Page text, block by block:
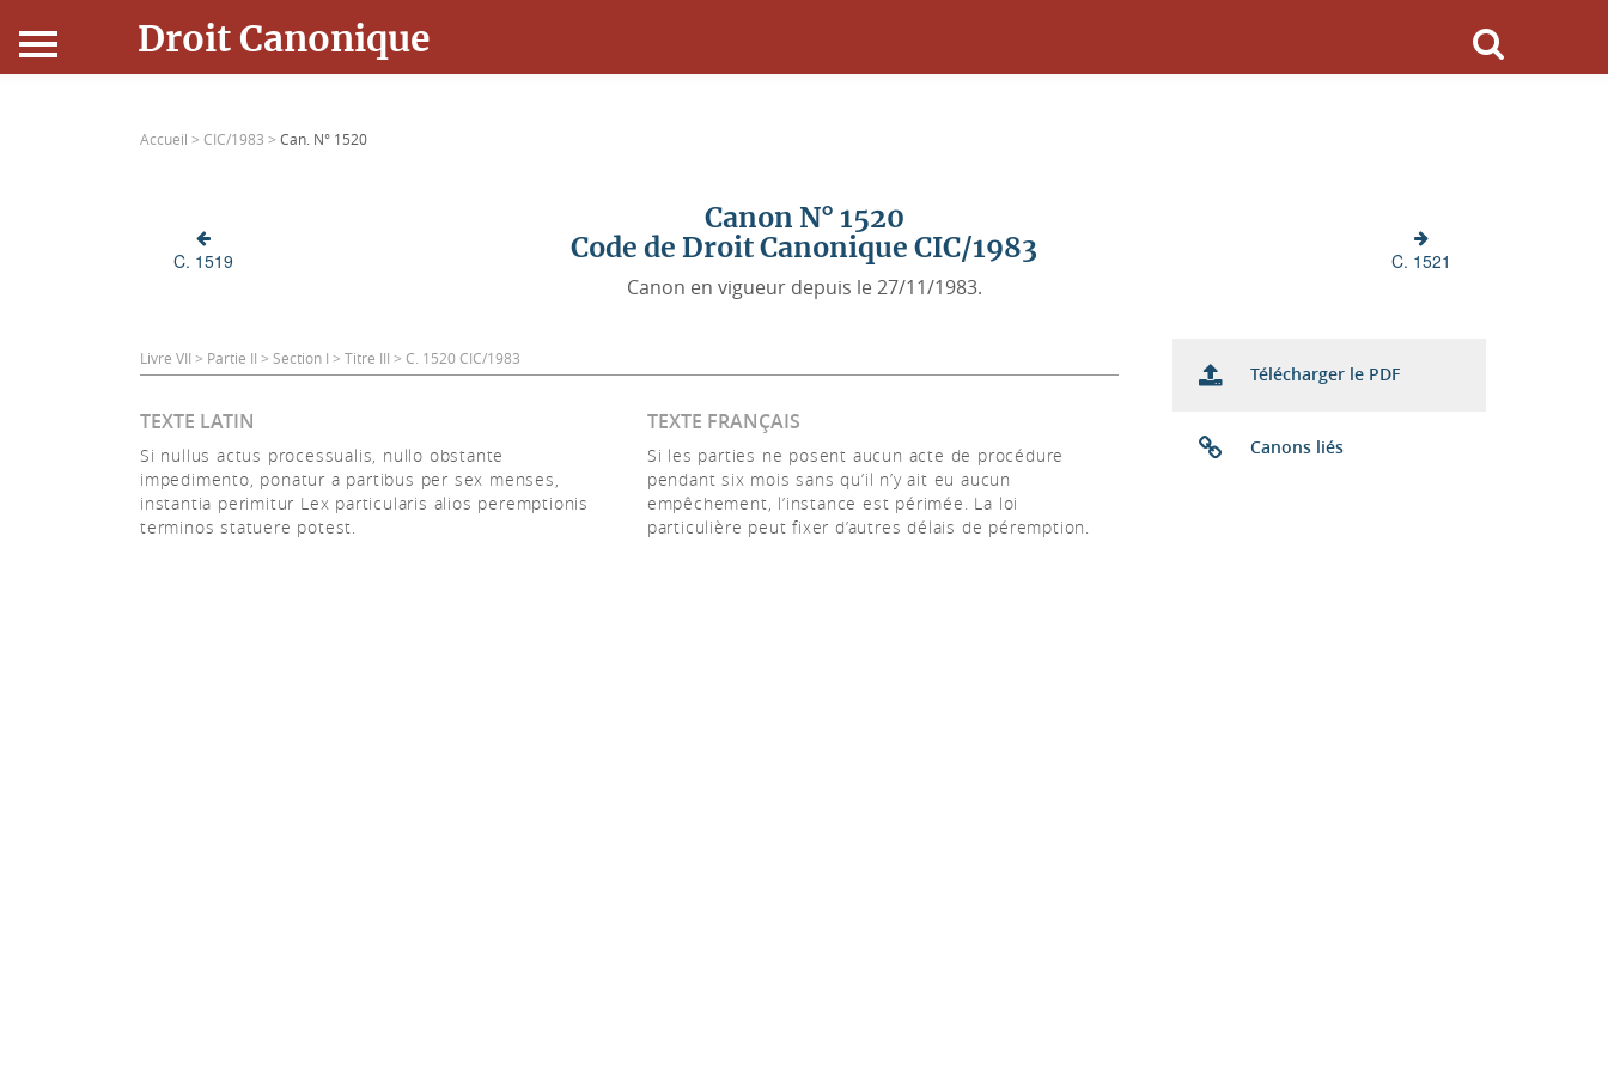
Droit Canonique
Connexion
Accueil > CIC/1983 > Can. N° 1520
C. 1519
Canon N° 1520
Code de Droit Canonique CIC/1983
Canon en vigueur depuis le 27/11/1983.
C. 1521
Livre VII > Partie II > Section I > Titre III > C. 1520 CIC/1983
TEXTE LATIN
Si nullus actus processualis, nullo obstante
impedimento, ponatur a partibus per sex menses,
instantia perimitur Lex particularis alios peremptionis
terminos statuere potest.
TEXTE FRANÇAIS
Si les parties ne posent aucun acte de procédure
pendant six mois sans qu’il n’y ait eu aucun
empêchement, l’instance est périmée. La loi
particulière peut fixer d’autres délais de péremption.
Télécharger le PDF
Canons liés